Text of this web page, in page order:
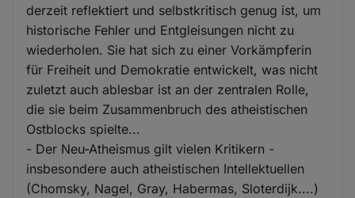
derzeit reflektiert und selbstkritisch genug ist, um
historische Fehler und Entgleisungen nicht zu
wiederholen. Sie hat sich zu einer Vorkämpferin
für Freiheit und Demokratie entwickelt, was nicht
zuletzt auch ablesbar ist an der zentralen Rolle,
die sie beim Zusammenbruch des atheistischen
Ostblocks spielte...
- Der Neu-Atheismus gilt vielen Kritikern -
insbesondere auch atheistischen Intellektuellen
(Chomsky, Nagel, Gray, Habermas, Sloterdijk....)